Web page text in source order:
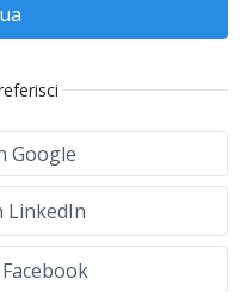
Google
LinkedIn